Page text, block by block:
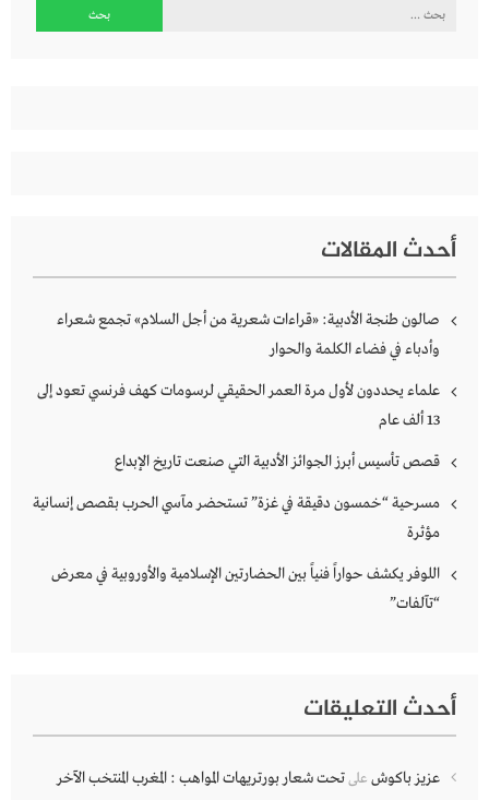
البحث
أحدث المقالات
صالون طنجة الأدبية: «قراءات شعرية من أجل السلام» تجمع شعراء
وأدباء في فضاء الكلمة والحوار
علماء يحددون لأول مرة العمر الحقيقي لرسومات كهف فرنسي تعود إلى
13 ألف عام
قصص تأسيس أبرز الجوائز الأدبية التي صنعت تاريخ الإبداع
مسرحية “خمسون دقيقة في غزة” تستحضر مآسي الحرب بقصص إنسانية
مؤثرة
اللوفر يكشف حواراً فنياً بين الحضارتين الإسلامية والأوروبية في معرض
“تآلفات”
أحدث التعليقات
عزيز باكوش علىتحت شعار بورتريهات المواهب : المغرب المنتخب الآخر